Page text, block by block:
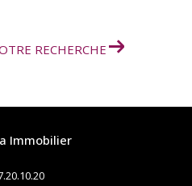
RECHERCHE
Immobilier